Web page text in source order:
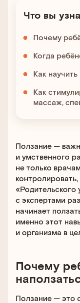
Что вы
Почему
Когда
Как
Как
массаж,
Ползание —
и умственного
не только
«Родительского
с экспертами
начинает
именно этот
и организма в
Почему
Ползание — это